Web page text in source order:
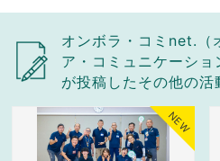
オンボラ・コミnet.（
ア・コミュニケーシ
が投稿したその他の活
NEW